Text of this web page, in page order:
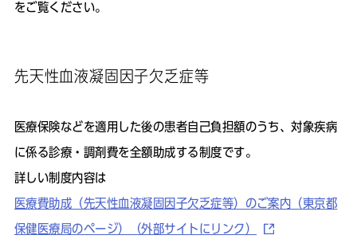
をご覧ください。
先天性血液凝固因子欠乏症等
医療保険などを適用した後の患者自己負担額のうち、対象疾病
に係る診療・調剤費を全額助成する制度です。
詳しい制度内容は
医療費助成（先天性血液凝固因子欠乏症等）のご案内（東京都
保健医療局のページ）（外部サイトにリンク）